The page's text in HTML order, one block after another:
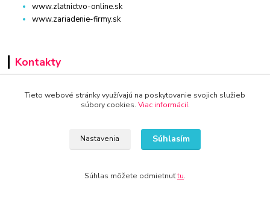
www.zlatnictvo-online.sk
www.zariadenie-firmy.sk
Kontakty
+421 940 949 000
Tieto webové stránky využívajú na poskytovanie svojich služieb
súbory cookies. Viac informácií.
Nastavenia Súhlasím
Súhlas môžete odmietnuťtu.